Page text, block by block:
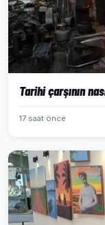
Tarihi çarşının
17 saat önce